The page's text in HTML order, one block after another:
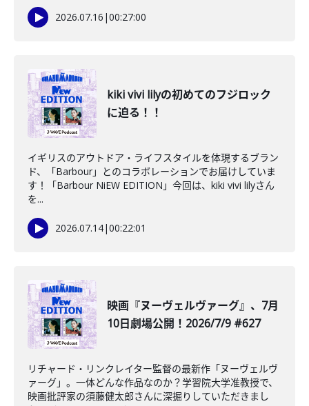
2026.07.16 |00:27:00
kiki vivi lilyの初めてのフジロック
に迫る！！
イギリスのアウトドア・ライフスタイルを体現するブラン
ド、「Barbour」とのコラボレーションでお届けしていま
す！「Barbour NiEW EDITION」今回は、kiki vivi lilyさん
を...
2026.07.14|00:22:01
映画『ヌーヴェルヴァーグ』、7月
10日劇場公開！2026/7/9 #627
リチャード・リンクレイター監督の最新作「ヌーヴェルヴ
ァーグ」。一体どんな作品なのか？学習院大学准教授で、
映画批評家の須藤健太郎さんに深掘りしていただきまし